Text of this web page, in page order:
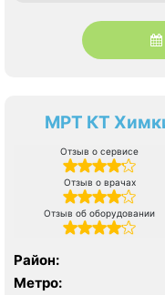
МРТ КТ
Отзыв о сервисе
Отзыв о врачах
Отзыв об оборудовании
Район:
Метро: